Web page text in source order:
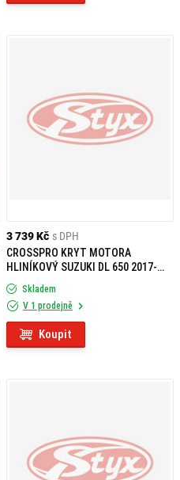
3 739 Kč s DPH
CROSSPRO KRYT MOTORA
HLINÍKOVÝ SUZUKI DL 650 2017-
2025 ČERVENÝ
Skladem
V 1 prodejně
Koupit